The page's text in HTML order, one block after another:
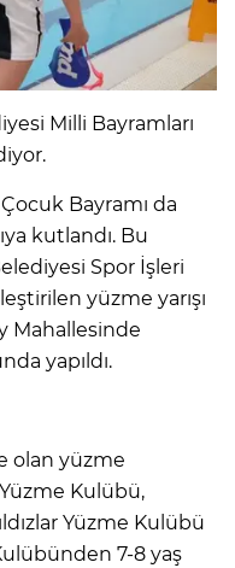
Milli Bayramları
Bayramı da
kutlandı. Bu
Spor İşleri
yüzme yarışı
Mahallesinde
yapıldı.
olan yüzme
Kulübü,
Yüzme Kulübü
7-8 yaş